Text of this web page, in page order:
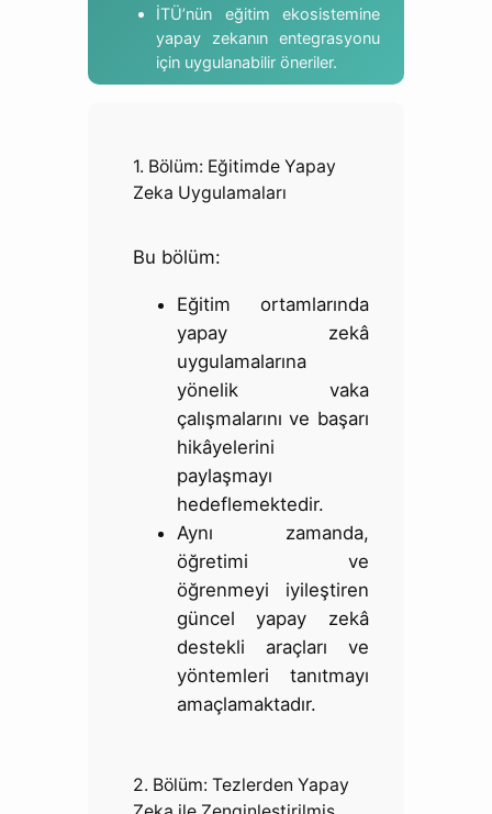
İTÜ’nün eğitim ekosistemine
yapay zekanın entegrasyonu
için uygulanabilir öneriler.
1. Bölüm: Eğitimde Yapay
Zeka Uygulamaları
Bu bölüm:
Eğitim ortamlarında
yapay zekâ
uygulamalarına
yönelik vaka
çalışmalarını ve başarı
hikâyelerini
paylaşmayı
hedeflemektedir.
Aynı zamanda,
öğretimi ve
öğrenmeyi iyileştiren
güncel yapay zekâ
destekli araçları ve
yöntemleri tanıtmayı
amaçlamaktadır.
2. Bölüm: Tezlerden Yapay